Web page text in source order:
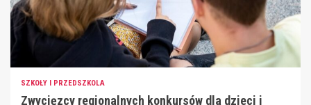
SZKOŁY I PRZEDSZKOLA
Zwycięzcy regionalnych konkursów dla dzieci i